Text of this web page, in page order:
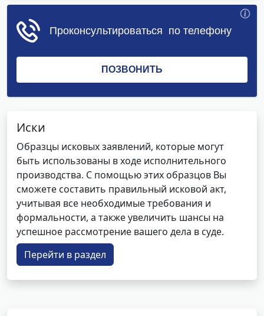
Иски
Образцы исковых заявлений, которые могут
быть использованы в ходе исполнительного
производства. С помощью этих образцов Вы
сможете составить правильный исковой акт,
учитывая все необходимые требования и
формальности, а также увеличить шансы на
успешное рассмотрение вашего дела в суде.
Перейти в раздел